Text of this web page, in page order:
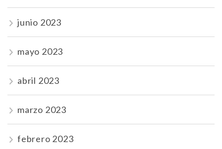
junio 2023
mayo 2023
abril 2023
marzo 2023
febrero 2023